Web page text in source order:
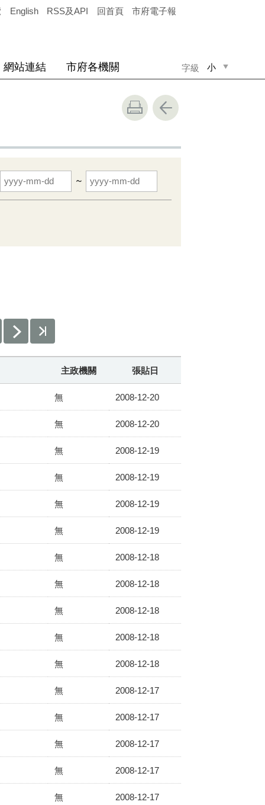
English RSS及API 回首頁 市府電子報
字級 小
網站連結 市府各機關
~
主政機關 張貼日
無 2008-12-20
無 2008-12-20
無 2008-12-19
無 2008-12-19
無 2008-12-19
無 2008-12-19
無 2008-12-18
無 2008-12-18
無 2008-12-18
無 2008-12-18
無 2008-12-18
無 2008-12-17
無 2008-12-17
無 2008-12-17
無 2008-12-17
無 2008-12-17